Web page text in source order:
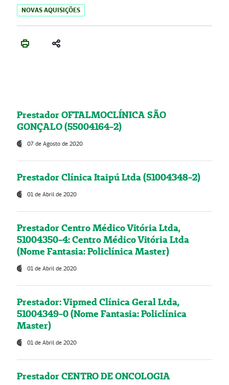
NOVAS AQUISIÇÕES
Prestador OFTALMOCLÍNICA SÃO
GONÇALO (55004164-2)
07 de Agosto de 2020
Prestador Clínica Itaipú Ltda (51004348-2)
01 de Abril de 2020
Prestador Centro Médico Vitória Ltda,
51004350-4: Centro Médico Vitória Ltda
(Nome Fantasia: Policlínica Master)
01 de Abril de 2020
Prestador: Vipmed Clínica Geral Ltda,
51004349-0 (Nome Fantasia: Policlínica
Master)
01 de Abril de 2020
Prestador CENTRO DE ONCOLOGIA